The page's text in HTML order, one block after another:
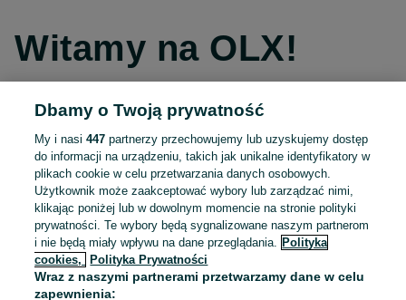
Witamy na OLX!
Kontynuuj przez Facebooka
Kontynuuj przez konto Apple
Kontynuuj przez konto Google
LUB
Dbamy o Twoją prywatność
My i nasi447 partnerzy przechowujemy lub uzyskujemy dostęp
do informacji na urządzeniu, takich jak unikalne identyfikatory w
plikach cookie w celu przetwarzania danych osobowych.
Użytkownik może zaakceptować wybory lub zarządzać nimi,
klikając poniżej lub w dowolnym momencie na stronie polityki
prywatności. Te wybory będą sygnalizowane naszym partnerom
i nie będą miały wpływu na dane przeglądania.
Polityka
cookies,
Polityka Prywatności
Wraz z naszymi partnerami przetwarzamy dane w celu
zapewnienia: